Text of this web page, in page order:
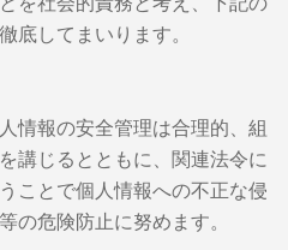
底してまいります。
情報の安全管理は合理的、組
講じるとともに、関連法令に
ことで個人情報への不正な侵
の危険防止に努めます。